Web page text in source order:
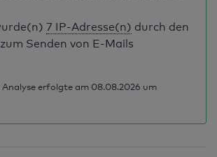
7 IP-Adresse(n) durch den
Senden von E-Mails
Analyse erfolgte am 08.08.2026 um